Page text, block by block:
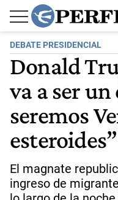
DEBATE PRESIDENCIAL
Donald
va a ser un
seremos
esteroides”
El magnate
ingreso de